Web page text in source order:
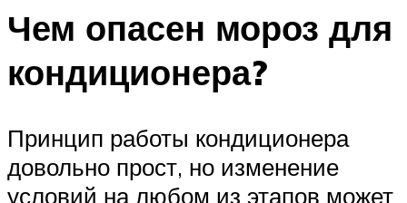
Чем опасен мороз для
кондиционера?
Принцип работы кондиционера
довольно прост, но изменение
условий на любом из этапов может